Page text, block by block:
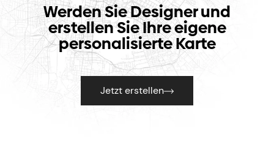
Werden Sie Designer und
erstellen Sie Ihre eigene
personalisierte Karte
Jetzt erstellen